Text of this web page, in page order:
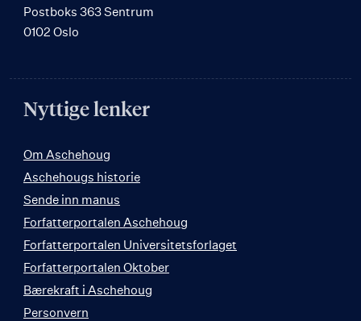
Postboks 363 Sentrum
0102 Oslo
Nyttige lenker
Om Aschehoug
Aschehougs historie
Sende inn manus
Forfatterportalen Aschehoug
Forfatterportalen Universitetsforlaget
Forfatterportalen Oktober
Bærekraft i Aschehoug
Personvern